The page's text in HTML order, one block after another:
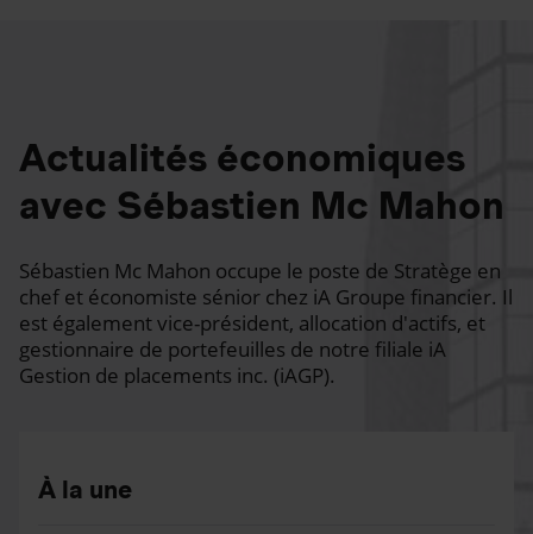
Actualités économiques
avec Sébastien Mc Mahon
Sébastien Mc Mahon occupe le poste de Stratège en
chef et économiste sénior chez iA Groupe financier. Il
est également vice-président, allocation d'actifs, et
gestionnaire de portefeuilles de notre filiale iA
Gestion de placements inc. (iAGP).
À la une